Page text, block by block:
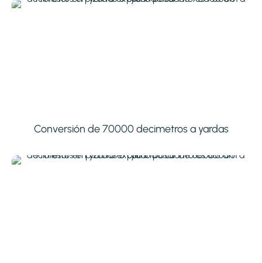
Conversión de 70000 decimetros a yardas